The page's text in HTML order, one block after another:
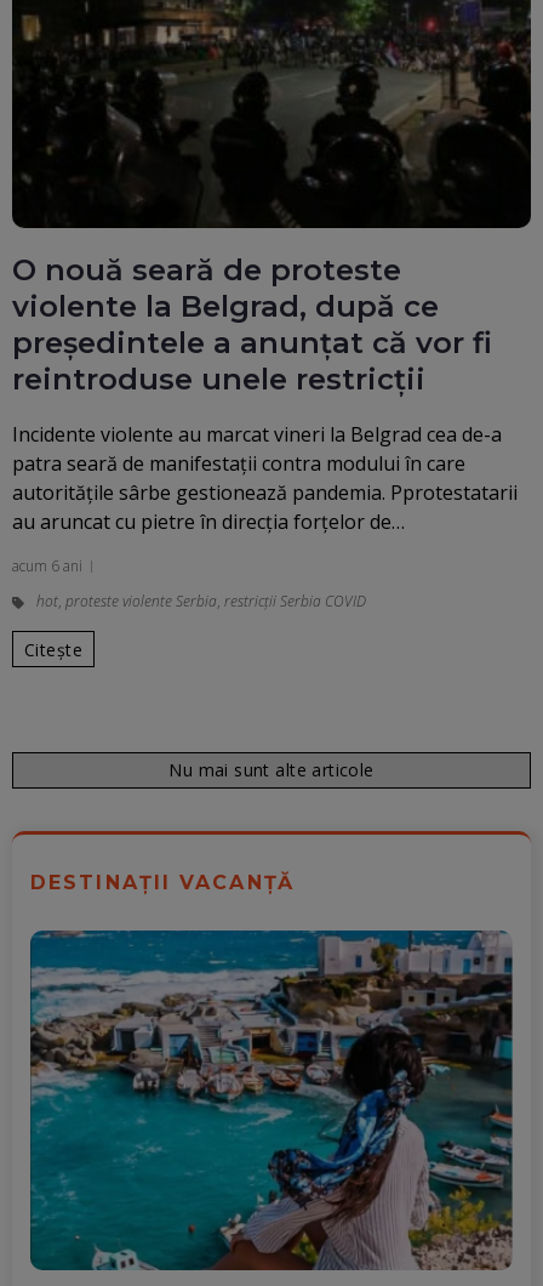
O nouă seară de proteste
violente la Belgrad, după ce
președintele a anunțat că vor fi
reintroduse unele restricții
Incidente violente au marcat vineri la Belgrad cea de-a
patra seară de manifestaţii contra modului în care
autorităţile sârbe gestionează pandemia. Pprotestatarii
au aruncat cu pietre în direcţia forţelor de…
acum 6 ani
hot, proteste violente Serbia, restricții Serbia COVID
Citește
Nu mai sunt alte articole
DESTINAȚII VACANȚĂ